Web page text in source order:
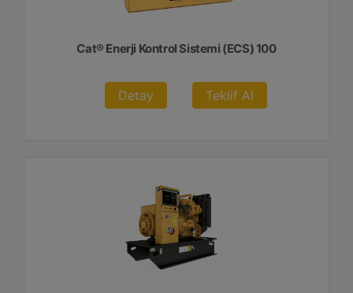
Cat® Enerji Kontrol Sistemi (ECS) 100
Detay Teklif Al